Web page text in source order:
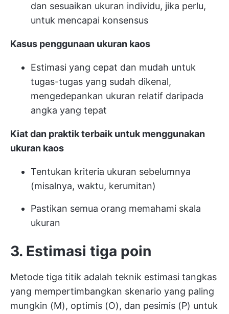
dan sesuaikan ukuran individu, jika perlu,
untuk mencapai konsensus
Kasus penggunaan ukuran kaos
Estimasi yang cepat dan mudah untuk
tugas-tugas yang sudah dikenal,
mengedepankan ukuran relatif daripada
angka yang tepat
Kiat dan praktik terbaik untuk menggunakan
ukuran kaos
Tentukan kriteria ukuran sebelumnya
(misalnya, waktu, kerumitan)
Pastikan semua orang memahami skala
ukuran
3. Estimasi tiga poin
Metode tiga titik adalah teknik estimasi tangkas
yang mempertimbangkan skenario yang paling
mungkin (M), optimis (O), dan pesimis (P) untuk